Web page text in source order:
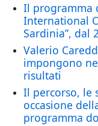
Il programma
International
Sardinia”, dal
Valerio
impongono
risultati
Il percorso, le
occasione
programma